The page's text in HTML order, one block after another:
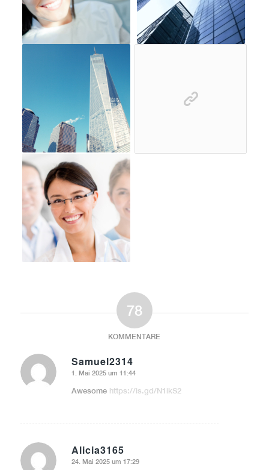
78
KOMMENTARE
Samuel2314
sagte:
1. Mai 2025 um 11:44
Awesome https://is.gd/N1ikS2
Alicia3165
sagte:
24. Mai 2025 um 17:29